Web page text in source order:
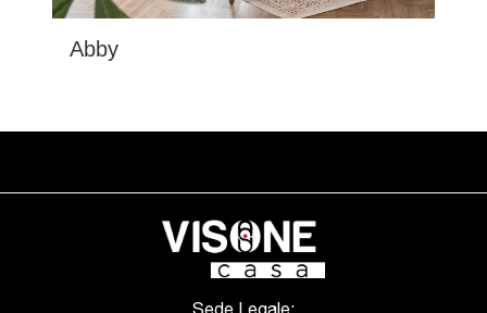
Abby
Sede Legale: